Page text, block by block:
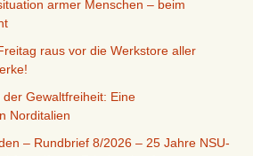
armer Menschen – beim
raus vor die Werkstore aller
Gewaltfreiheit: Eine
Norditalien
– Rundbrief 8/2026 – 25 Jahre NSU-